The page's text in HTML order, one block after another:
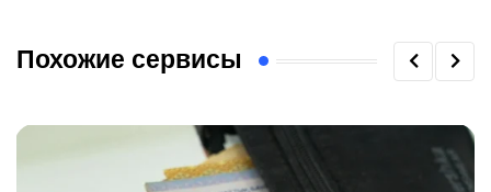
Похожие сервисы